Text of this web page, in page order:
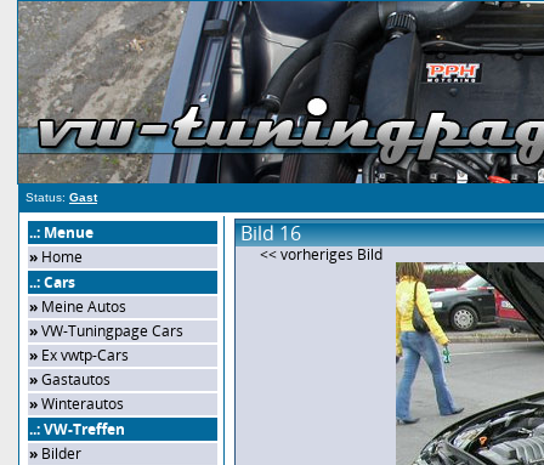
Status: Gast
..: Menue
» Home
..: Cars
» Meine Autos
»VW-Tuningpage Cars
» Ex vwtp-Cars
»Gastautos
»Winterautos
..: VW-Treffen
» Bilder
Bild 16
<< vorheriges Bild